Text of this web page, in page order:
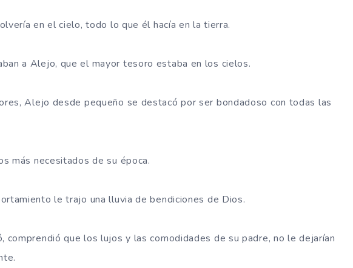
en el cielo, todo lo que él hacía en la tierra.
a Alejo, que el mayor tesoro estaba en los cielos.
Alejo desde pequeño se destacó por ser bondadoso con todas las
más necesitados de su época.
le trajo una lluvia de bendiciones de Dios.
comprendió que los lujos y las comodidades de su padre, no le dejarían